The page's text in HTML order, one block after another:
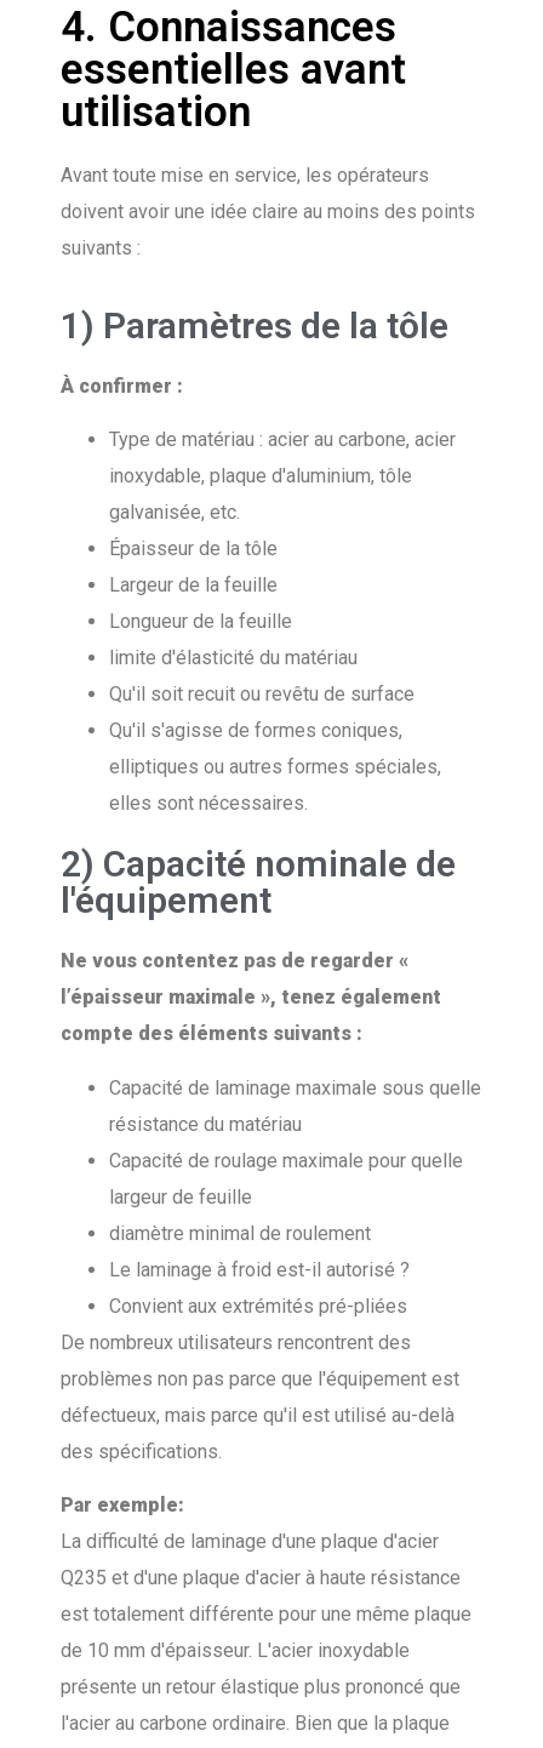
4. Connaissances
essentielles avant
utilisation
Avant toute mise en service, les opérateurs
doivent avoir une idée claire au moins des points
suivants :
1) Paramètres de la tôle
À confirmer :
Type de matériau : acier au carbone, acier
inoxydable, plaque d'aluminium, tôle
galvanisée, etc.
Épaisseur de la tôle
Largeur de la feuille
Longueur de la feuille
limite d'élasticité du matériau
Qu'il soit recuit ou revêtu de surface
Qu'il s'agisse de formes coniques,
elliptiques ou autres formes spéciales,
elles sont nécessaires.
2) Capacité nominale de
l'équipement
Ne vous contentez pas de regarder «
l’épaisseur maximale », tenez également
compte des éléments suivants :
Capacité de laminage maximale sous quelle
résistance du matériau
Capacité de roulage maximale pour quelle
largeur de feuille
diamètre minimal de roulement
Le laminage à froid est-il autorisé ?
Convient aux extrémités pré-pliées
De nombreux utilisateurs rencontrent des
problèmes non pas parce que l'équipement est
défectueux, mais parce qu'il est utilisé au-delà
des spécifications.
Par exemple:
La difficulté de laminage d'une plaque d'acier
Q235 et d'une plaque d'acier à haute résistance
est totalement différente pour une même plaque
de 10 mm d'épaisseur. L'acier inoxydable
présente un retour élastique plus prononcé que
l'acier au carbone ordinaire. Bien que la plaque